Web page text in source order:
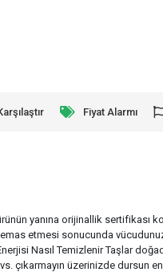
Fiyat Alarmı
yanına orijinallik
etmesi sonucunda
Nasıl Temizlenir Taşlar
çıkarmayın üzerinizde dursun